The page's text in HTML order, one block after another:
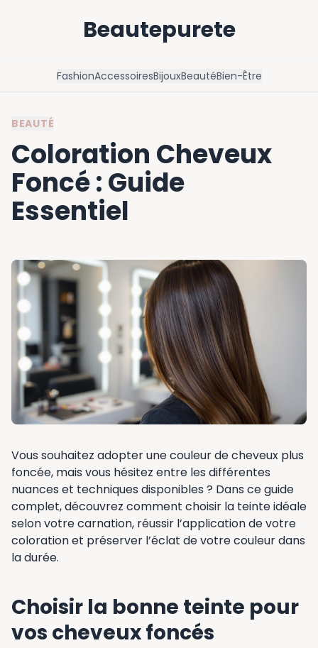
Beautepurete
FashionAccessoiresBijouxBeautéBien-Être
BEAUTÉ
Coloration Cheveux
Foncé : Guide
Essentiel
Vous souhaitez adopter une couleur de cheveux plus
foncée, mais vous hésitez entre les différentes
nuances et techniques disponibles ? Dans ce guide
complet, découvrez comment choisir la teinte idéale
selon votre carnation, réussir l’application de votre
coloration et préserver l’éclat de votre couleur dans
la durée.
Choisir la bonne teinte pour
vos cheveux foncés